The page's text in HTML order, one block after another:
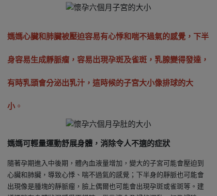
媽媽心臟和肺臟被壓迫容易有心悸和喘不過氣的感覺，下半
身容易生成靜脈瘤，容易出現孕斑及雀斑，乳腺變得發達，
有時乳頭會分泌出乳汁，這時候的子宮大小像排球的大
小 。
媽媽可輕量運動舒展身體，消除令人不適的症狀
隨著孕期進入中後期，體內血液量增加，變大的子宮可能會壓迫到
心臟和肺臟，導致心悸、喘不過氣的感覺；下半身的靜脈也可能會
出現像是腫塊的靜脈瘤，臉上偶爾也可能會出現孕斑或雀斑等。建